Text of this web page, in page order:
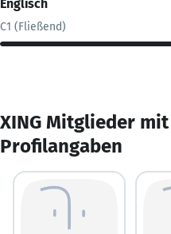
Englisch
C1 (Fließend)
XING Mitglieder
Profilangaben